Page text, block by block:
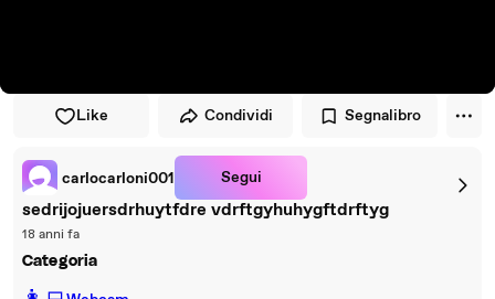
Like Condividi Segnalibro
carlocarloni001 Segui
sedrijojuersdrhuytfdre vdrftgyhuhygftdrftyg
18 anni fa
Categoria